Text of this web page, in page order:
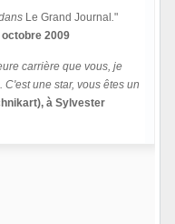
Le Grand Journal."
2009
carrière que vous, je
une star, vous êtes un
à Sylvester